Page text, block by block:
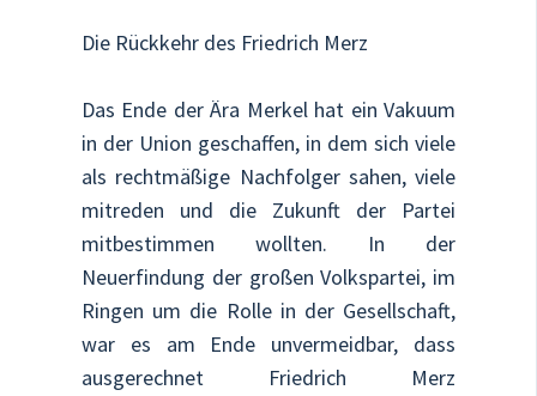
Die Rückkehr des Friedrich Merz
Das Ende der Ära Merkel hat ein Vakuum
in der Union geschaffen, in dem sich viele
als rechtmäßige Nachfolger sahen, viele
mitreden und die Zukunft der Partei
mitbestimmen wollten. In der
Neuerfindung der großen Volkspartei, im
Ringen um die Rolle in der Gesellschaft,
war es am Ende unvermeidbar, dass
ausgerechnet Friedrich Merz